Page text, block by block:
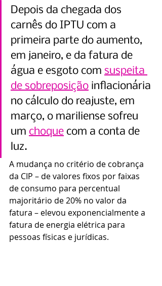
Depois da chegada dos
carnês do IPTU com a
primeira parte do aumento,
em janeiro, e da fatura de
água e esgoto com suspeita
de sobreposição inflacionária
no cálculo do reajuste, em
março, o mariliense sofreu
um choque com a conta de
luz.
A mudança no critério de cobrança
da CIP – de valores fixos por faixas
de consumo para percentual
majoritário de 20% no valor da
fatura – elevou exponencialmente a
fatura de energia elétrica para
pessoas físicas e jurídicas.